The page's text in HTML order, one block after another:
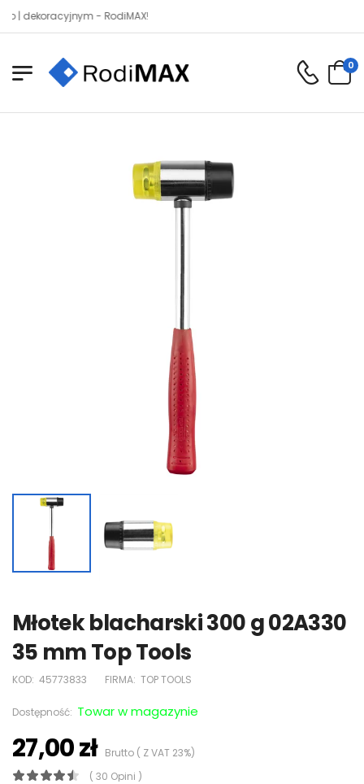
- RodiMAX!
0
Młotek blacharski 300 g 02A330
35 mm Top Tools
KOD: 45773833 FIRMA: TOP TOOLS
Dostępność: Towar w magazynie
27,00 złBrutto ( Z VAT 23%)
( 30 Opini )